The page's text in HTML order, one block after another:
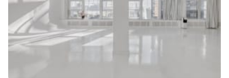
Kantoorbenodigdheden
Keuken
Kledingrek